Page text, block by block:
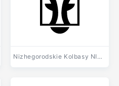
Nizhegorodskie Kolbasy NIKO